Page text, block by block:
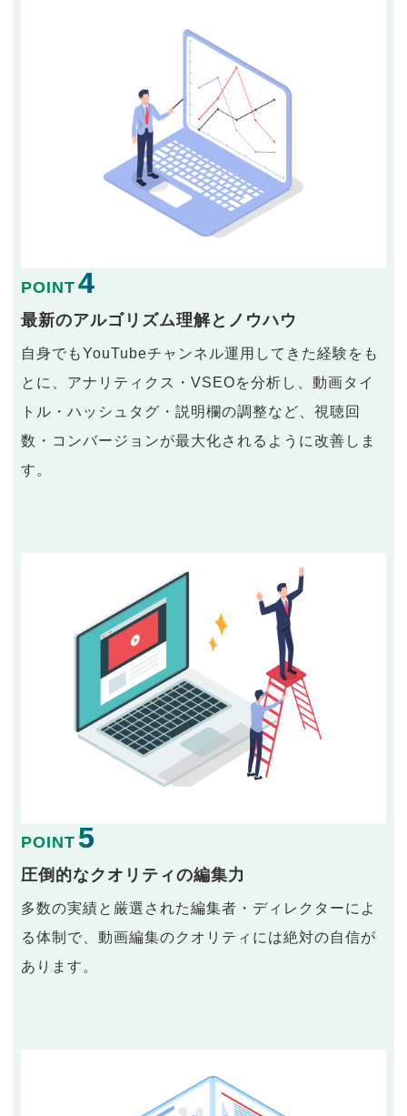
POINT 4
最新のアルゴリズム理解とノウハウ
自身でもYouTubeチャンネル運用してきた経験をも
とに、アナリティクス・VSEOを分析し、動画タイ
トル・ハッシュタグ・説明欄の調整など、視聴回
数・コンバージョンが最大化されるように改善しま
す。
POINT 5
圧倒的なクオリティの編集力
多数の実績と厳選された編集者・ディレクターによ
る体制で、動画編集のクオリティには絶対の自信が
あります。